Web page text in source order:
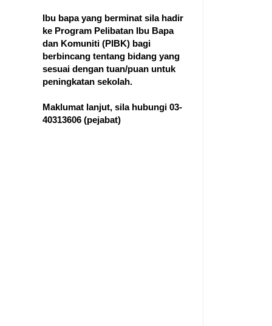
Ibu bapa yang berminat sila hadir
ke Program Pelibatan Ibu Bapa
dan Komuniti (PIBK) bagi
berbincang tentang bidang yang
sesuai dengan tuan/puan untuk
peningkatan sekolah.
Maklumat lanjut, sila hubungi 03-
40313606 (pejabat)